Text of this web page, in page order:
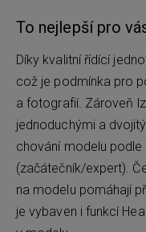
To nejlepší pro
Díky kvalitní řídící
což je podmínka pro
a fotografií. Zároveň
jednoduchými a
chování modelu
(začátečník/expert).
na modelu pomáhají
je vybaven i funkcí